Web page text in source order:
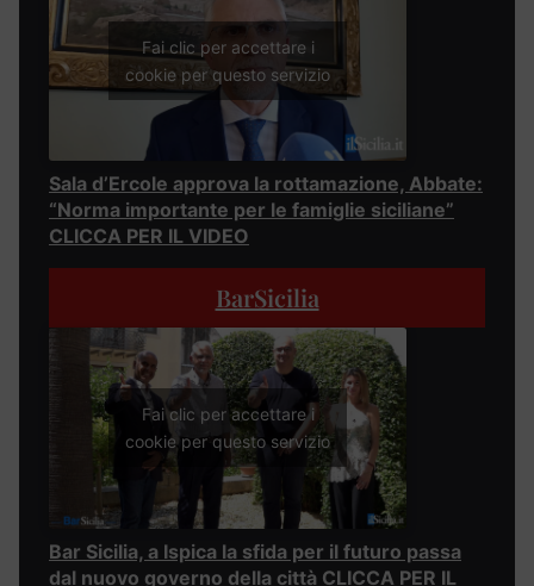
Fai clic per accettare i
cookie per questo servizio
Sala d’Ercole approva la rottamazione, Abbate:
“Norma importante per le famiglie siciliane”
CLICCA PER IL VIDEO
BarSicilia
Fai clic per accettare i
cookie per questo servizio
Bar Sicilia, a Ispica la sfida per il futuro passa
dal nuovo governo della città CLICCA PER IL